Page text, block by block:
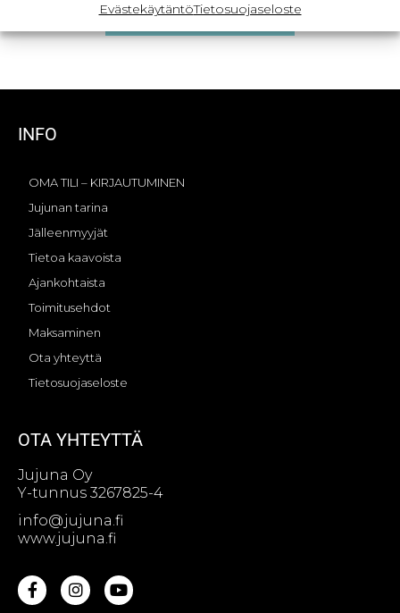
EvästekäytäntöTietosuojaseloste
Valitse vaihtoehdoista
INFO
OMA TILI – KIRJAUTUMINEN
Jujunan tarina
Jälleenmyyjät
Tietoa kaavoista
Ajankohtaista
Toimitusehdot
Maksaminen
Ota yhteyttä
Tietosuojaseloste
OTA YHTEYTTÄ
Jujuna Oy
Y-tunnus 3267825-4
info@jujuna.fi
www.jujuna.fi